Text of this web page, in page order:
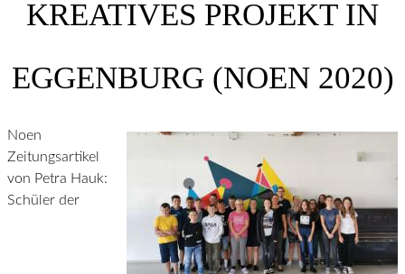
KREATIVES PROJEKT IN
EGGENBURG (NOEN 2020)
Noen
Zeitungsartikel
von Petra Hauk:
Schüler der